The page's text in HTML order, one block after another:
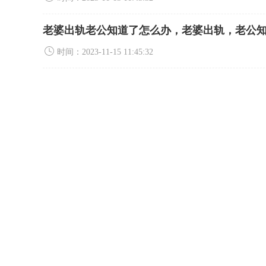
老婆出轨老公知道了怎么办，老婆出轨，老公
时间：2023-11-15 11:45:32